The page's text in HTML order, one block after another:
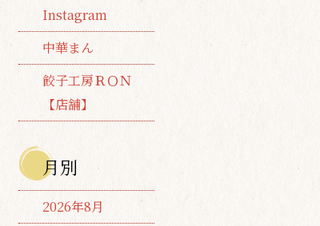
Instagram
中華まん
餃子工房ＲＯＮ
【店舗】
月別
2026年8月